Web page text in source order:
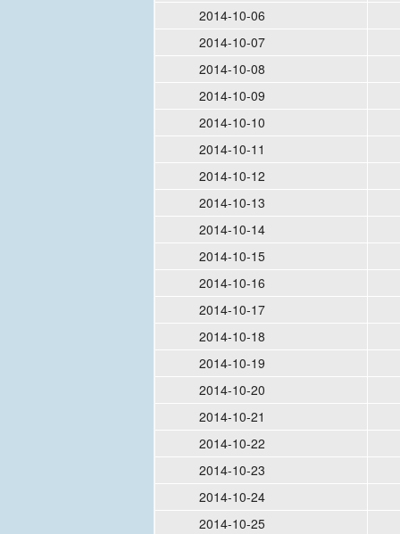
2014-10-06
2014-10-07
2014-10-08
2014-10-09
2014-10-10
2014-10-11
2014-10-12
2014-10-13
2014-10-14
2014-10-15
2014-10-16
2014-10-17
2014-10-18
2014-10-19
2014-10-20
2014-10-21
2014-10-22
2014-10-23
2014-10-24
2014-10-25